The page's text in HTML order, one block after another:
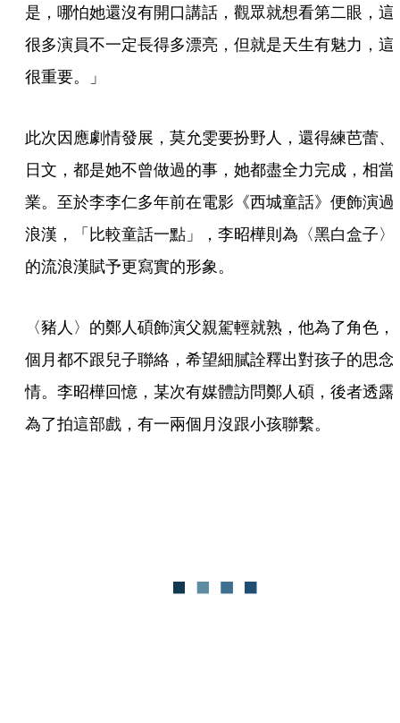
是，哪怕她還沒有開口講話，觀眾就想看第二眼，這
很多演員不一定長得多漂亮，但就是天生有魅力，這
很重要。」
此次因應劇情發展，莫允雯要扮野人，還得練芭蕾、
日文，都是她不曾做過的事，她都盡全力完成，相當
業。至於李李仁多年前在電影《西城童話》便飾演過
浪漢，「比較童話一點」，李昭樺則為〈黑白盒子〉
的流浪漢賦予更寫實的形象。
〈豬人〉的鄭人碩飾演父親駕輕就熟，他為了角色，
個月都不跟兒子聯絡，希望細膩詮釋出對孩子的思念
情。李昭樺回憶，某次有媒體訪問鄭人碩，後者透露
為了拍這部戲，有一兩個月沒跟小孩聯繫。